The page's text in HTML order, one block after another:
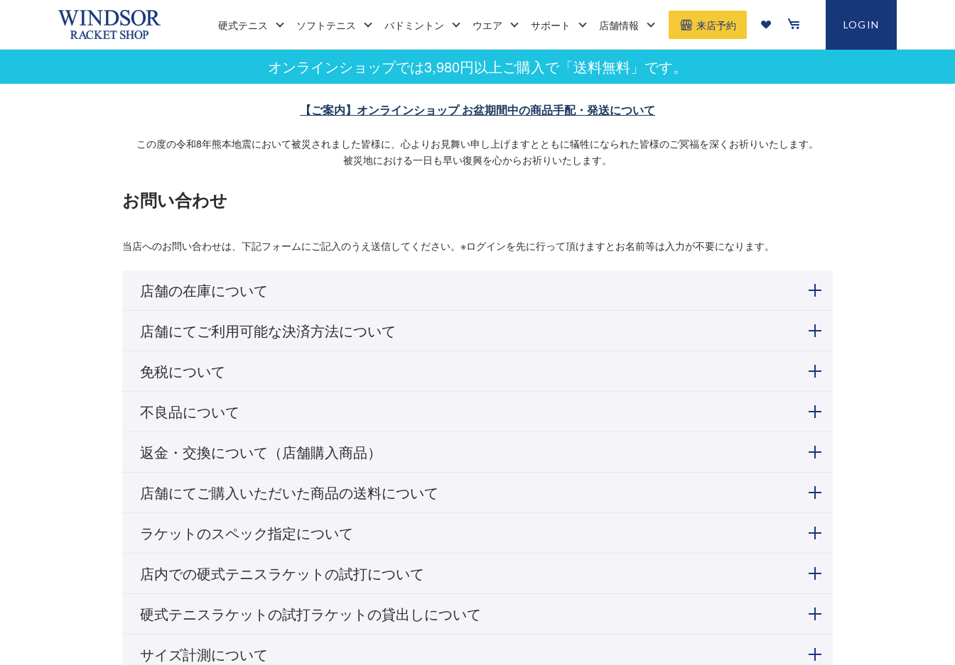
硬式テニス ソフトテニス バドミントン ウエア サポート 店舗情報 来店予約 LOGIN
オンラインショップでは3,980円以上ご購入で「送料無料」です。
【ご案内】オンラインショップ お盆期間中の商品手配・発送について
この度の令和8年熊本地震において被災されました皆様に、心よりお見舞い申し上げますとともに犠牲になられた皆様のご冥福を深くお祈りいたします。
被災地における一日も早い復興を心からお祈りいたします。
お問い合わせ
当店へのお問い合わせは、下記フォームにご記入のうえ送信してください。※ログインを先に行って頂けますとお名前等は入力が不要になります。
店舗の在庫について
店舗にてご利用可能な決済方法について
免税について
不良品について
返金・交換について（店舗購入商品）
店舗にてご購入いただいた商品の送料について
ラケットのスペック指定について
店内での硬式テニスラケットの試打について
硬式テニスラケットの試打ラケットの貸出しについて
サイズ計測について